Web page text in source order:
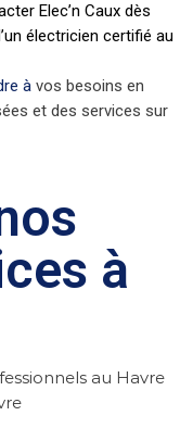
Elec’n Caux dès
électricien certifié au
à vos besoins en
et des services sur
à
au Havre